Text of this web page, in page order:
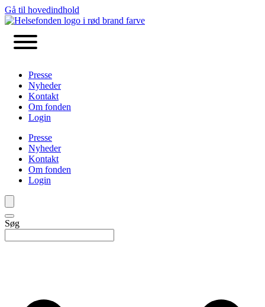
Gå til hovedindhold
Presse
Nyheder
Kontakt
Om fonden
Login
Presse
Nyheder
Kontakt
Om fonden
Login
Søg